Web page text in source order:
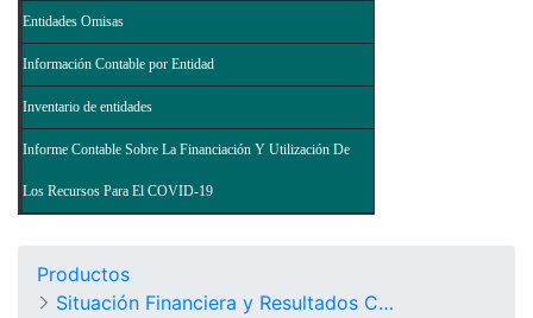
Entidades Omisas
Información Contable por Entidad
Inventario de entidades
Informe Contable Sobre La Financiación Y Utilización De
Los Recursos Para El COVID-19
Productos
Situación Financiera y Resultados Consolidados del Nivel Nacional - Balance General de la Nación y Otros Informes